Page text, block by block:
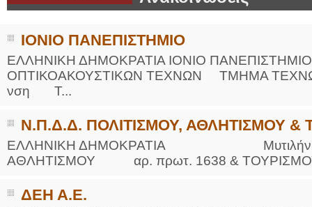
ΙΟΝΙΟ ΠΑΝΕΠΙΣΤΗΜΙΟ
ΕΛΛΗΝΙΚΗ ΔΗΜΟΚΡΑΤΙΑ ΙΟΝΙΟ
ΟΠΤΙΚΟΑΚΟΥΣΤΙΚΩΝ ΤΕΧΝΩΝ ΤΜΗΜΑ
νση Τ...
Ν.Π.Δ.Δ. ΠΟΛΙΤΙΣΜΟΥ, ΑΘΛΗΤΙΣΜΟΥ
ΕΛΛΗΝΙΚΗ ΔΗΜΟΚΡΑΤΙΑ Μυτιλήνη 6/
ΑΘΛΗΤΙΣΜΟΥ αρ. πρωτ. 1638 &
ΔΕΗ Α.Ε.